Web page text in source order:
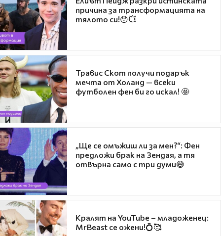
причина за трансформацията на
тялото си!😯💥
Травис Скот получи подарък
мечта от Холанд — всеки
футболен фен би го искал! 🤩
„Ще се омъжиш ли за мен?“: Фен
предложи брак на Зендая, а тя
отвърна само с три думи😅
Кралят на YouTube – младоженец:
MrBeast се ожени!💍🥰